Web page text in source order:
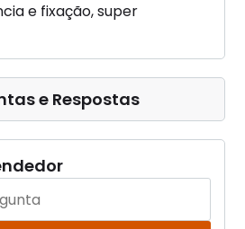
e fixação, super
e Respostas